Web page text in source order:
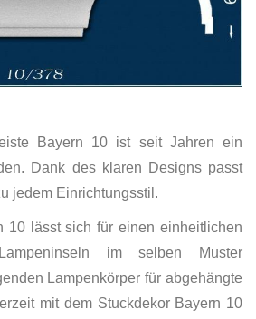
Bayern 10 ist seit Jahren ein
Dank des klaren Designs passt
jedem Einrichtungsstil.
10 lässt sich für einen einheitlichen
im selben Muster
Lampenkörper für abgehängte
mit dem Stuckdekor Bayern 10